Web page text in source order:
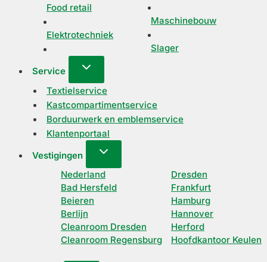
Food retail
Elektrotechniek
Maschinebouw
Slager
Service
Textielservice
Kastcompartimentservice
Borduurwerk en emblemservice
Klantenportaal
Vestigingen
Nederland
Bad Hersfeld
Beieren
Berlijn
Cleanroom Dresden
Cleanroom Regensburg
Dresden
Frankfurt
Hamburg
Hannover
Herford
Hoofdkantoor Keulen